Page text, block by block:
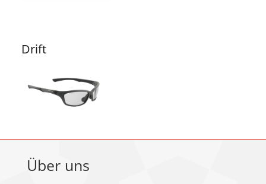
Drift
Über uns